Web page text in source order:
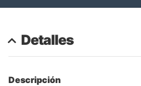
Detalles
Descripción